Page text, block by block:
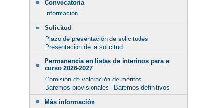
Convocatoria
Información
Solicitud
Plazo de presentación de solicitudes
Presentación de la solicitud
Permanencia en listas de interinos para el
curso 2026-2027
Comisión de valoración de méritos
Baremos provisionales
Baremos definitivos
Más información